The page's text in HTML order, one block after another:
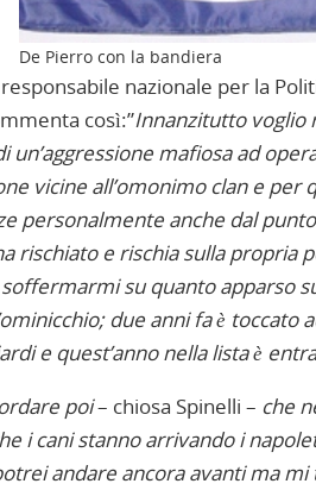
De Pierro con la bandiera
nazionale per la
così:”Innanzitutto voglio
un’aggressione mafiosa ad
vicine all’omonimo clan e
personalmente anche dal
rischiato e rischia sulla
su quanto apparso
due anni fa è toccato
e quest’anno nella lista è
poi– chiosa Spinelli – che
i cani stanno arrivando i
andare ancora avanti ma